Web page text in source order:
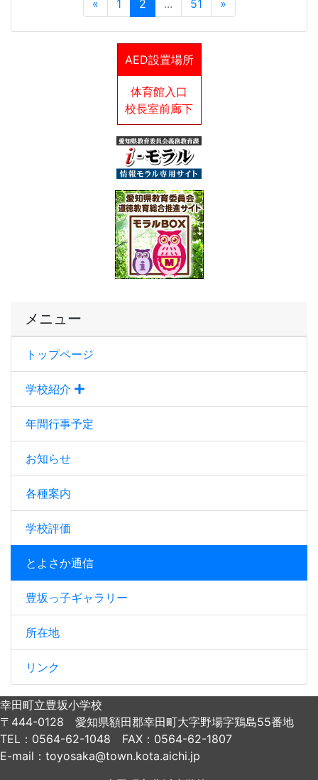
AED設置場所
体育館入口
校長室前廊下
メニュー
トップページ
学校紹介
年間行事予定
お知らせ
各種案内
学校評価
とよさか通信
豊坂っ子ギャラリー
所在地
リンク
« 1 2 ... 51 »
幸田町立豊坂小学校
〒444-0128 愛知県額田郡幸田町大字野場字鶏島55番地
TEL：0564-62-1048 FAX：0564-62-1807
E-mail：toyosaka@town.kota.aichi.jp